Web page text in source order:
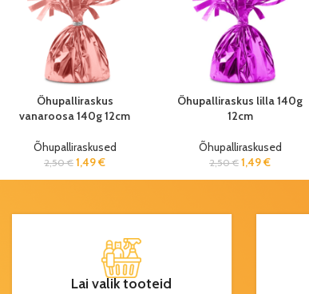
Õhupalliraskus
vanaroosa 140g 12cm
Õhupalliraskused
2,50€ 1,49€
Õhupalliraskus lilla 140g
12cm
Õhupalliraskused
2,50€ 1,49€
Lai valik tooteid